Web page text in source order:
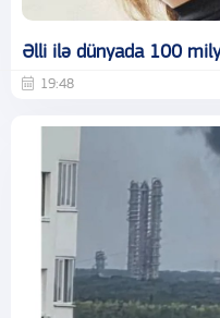
Əlli ilə dünyada 100
19:48